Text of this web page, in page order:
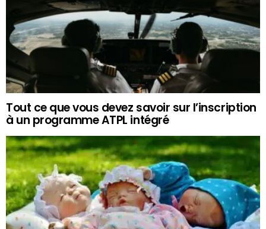
Tout ce que vous devez savoir sur l’inscription
à un programme ATPL intégré